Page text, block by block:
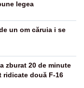
legea
un om căruia i se
zburat 20 de minute
ridicate două F-16